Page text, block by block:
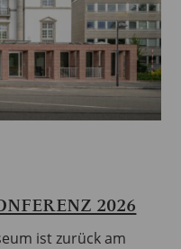
2026
ist zurück am